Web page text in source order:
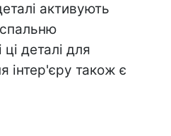
активують
спальню
деталі для
інтер'єру також є